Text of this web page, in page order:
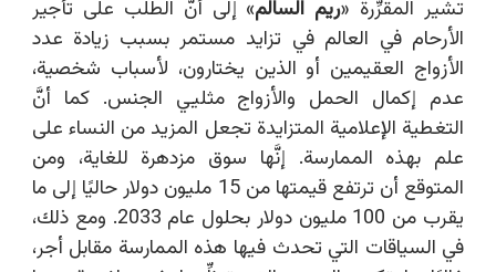
تشير المقرِّرة «ريم السالم» إلى أنَّ الطلب على تأجير
الأرحام في العالم في تزايد مستمر بسبب زيادة عدد
الأزواج العقيمين أو الذين يختارون، لأسباب شخصية،
عدم إكمال الحمل والأزواج مثليي الجنس. كما أنَّ
التغطية الإعلامية المتزايدة تجعل المزيد من النساء على
علم بهذه الممارسة. إنَّها سوق مزدهرة للغاية، ومن
المتوقع أن ترتفع قيمتها من 15 مليون دولار حاليًا إلى ما
يقرب من 100 مليون دولار بحلول عام 2033. ومع ذلك،
في السياقات التي تحدث فيها هذه الممارسة مقابل أجر،